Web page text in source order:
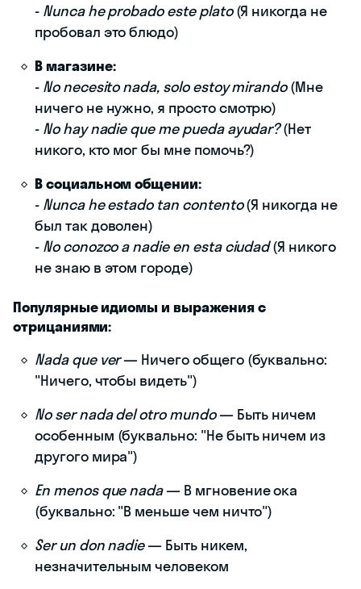
- Nunca he probado este plato(Я никогда не
пробовал это блюдо)
В магазине:
- No necesito nada, solo estoy mirando(Мне
ничего не нужно, я просто смотрю)
- No hay nadie que me pueda ayudar?(Нет
никого, кто мог бы мне помочь?)
В социальном общении:
- Nunca he estado tan contento(Я никогда не
был так доволен)
- No conozco a nadie en esta ciudad(Я никого
не знаю в этом городе)
Популярные идиомы и выражения с
отрицаниями:
Nada que ver— Ничего общего (буквально:
"Ничего, чтобы видеть")
No ser nada del otro mundo— Быть ничем
особенным (буквально: "Не быть ничем из
другого мира")
En menos que nada— В мгновение ока
(буквально: "В меньше чем ничто")
Ser un don nadie— Быть никем,
незначительным человеком